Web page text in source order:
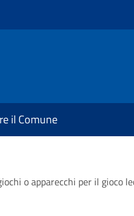
il Comune
o apparecchi per il